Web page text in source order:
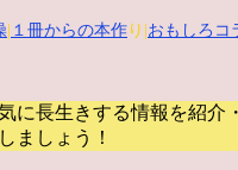
１冊からの本作 り| おもしろコ
長生きする情報を紹介
ましょう！